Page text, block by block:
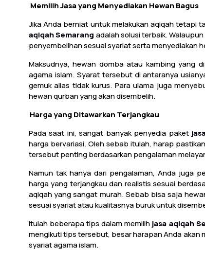
Memilih Jasa yang Menyediakan Hewan Bagus
Jika Anda berniat untuk melakukan aqiqah tetapi
aqiqah Semarang adalah solusi terbaik.
penyembelihan sesuai syariat serta menyediakan
Maksudnya, hewan domba atau kambing yang
agama islam. Syarat tersebut di antaranya
gemuk alias tidak kurus. Para ulama juga
hewan qurban yang akan disembelih.
Harga yang Ditawarkan Terjangkau
Pada saat ini, sangat banyak penyedia paket
harga bervariasi. Oleh sebab itulah, harap
tersebut penting berdasarkan pengalaman
Namun tak hanya dari pengalaman, Anda juga
harga yang terjangkau dan realistis sesuai
aqiqah yang sangat murah. Sebab bisa saja
sesuai syariat atau kualitasnya buruk untuk
Itulah beberapa tips dalam memilih jasa aqiqah
mengikuti tips tersebut, besar harapan Anda akan
syariat agama islam.